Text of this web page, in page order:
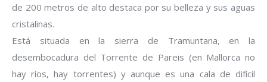
de 200 metros de alto destaca por su belleza y sus aguas
cristalinas.
Está situada en la sierra de Tramuntana, en la
desembocadura del Torrente de Pareis (en Mallorca no
hay ríos, hay torrentes) y aunque es una cala de difícil